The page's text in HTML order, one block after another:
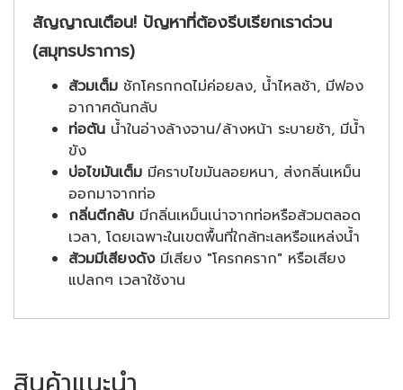
สัญญาณเตือน! ปัญหาที่ต้องรีบเรียกเราด่วน
(สมุทรปราการ)
ส้วมเต็ม ชักโครกกดไม่ค่อยลง, น้ำไหลช้า, มีฟอง
อากาศดันกลับ
ท่อตัน น้ำในอ่างล้างจาน/ล้างหน้า ระบายช้า, มีน้ำ
ขัง
บ่อไขมันเต็ม มีคราบไขมันลอยหนา, ส่งกลิ่นเหม็น
ออกมาจากท่อ
กลิ่นตีกลับ มีกลิ่นเหม็นเน่าจากท่อหรือส้วมตลอด
เวลา, โดยเฉพาะในเขตพื้นที่ใกล้ทะเลหรือแหล่งน้ำ
ส้วมมีเสียงดังมีเสียง "โครกคราก" หรือเสียง
แปลกๆ เวลาใช้งาน